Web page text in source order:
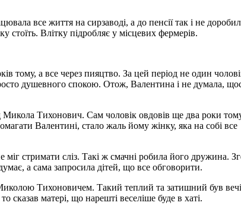
все життя на сирзаводі, а до пенсії так і не
стоїть. Влітку підробляє у місцевих фермерів.
тому, а все через пияцтво. За цей період не один
душевного спокою. Отож, Валентина і не думала,
Микола Тихонович. Сам чоловік овдовів ще два роки
Валентині, стало жаль йому жінку, яка на собі все
стримати сліз. Такі ж смачні робила його дружина.
а сама запросила дітей, що все обговорити.
Тихоновичем. Такий теплий та затишний був
матері, що нарешті веселіше буде в хаті.